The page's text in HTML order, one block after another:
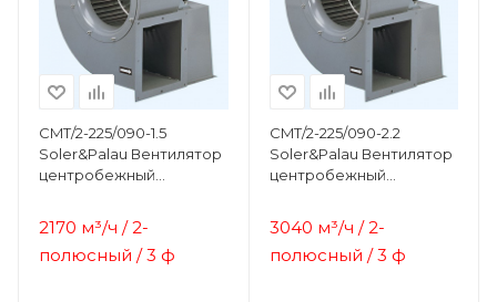
CMT/2-225/090-1.5
Soler&Palau Вентилятор
центробежный
2170 м³/ч / 2-
полюсный / 3 ф
CMT/2-225/090-2.2
Soler&Palau Вентилятор
центробежный
3040 м³/ч / 2-
полюсный / 3 ф